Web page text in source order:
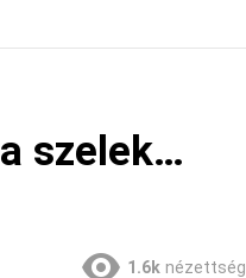
szelek…
1.6k nézettség